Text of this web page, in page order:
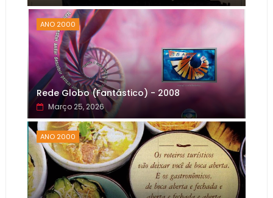
ANO 2000
Rede Globo (Fantástico) - 2008
Março 25, 2026
ANO 2000